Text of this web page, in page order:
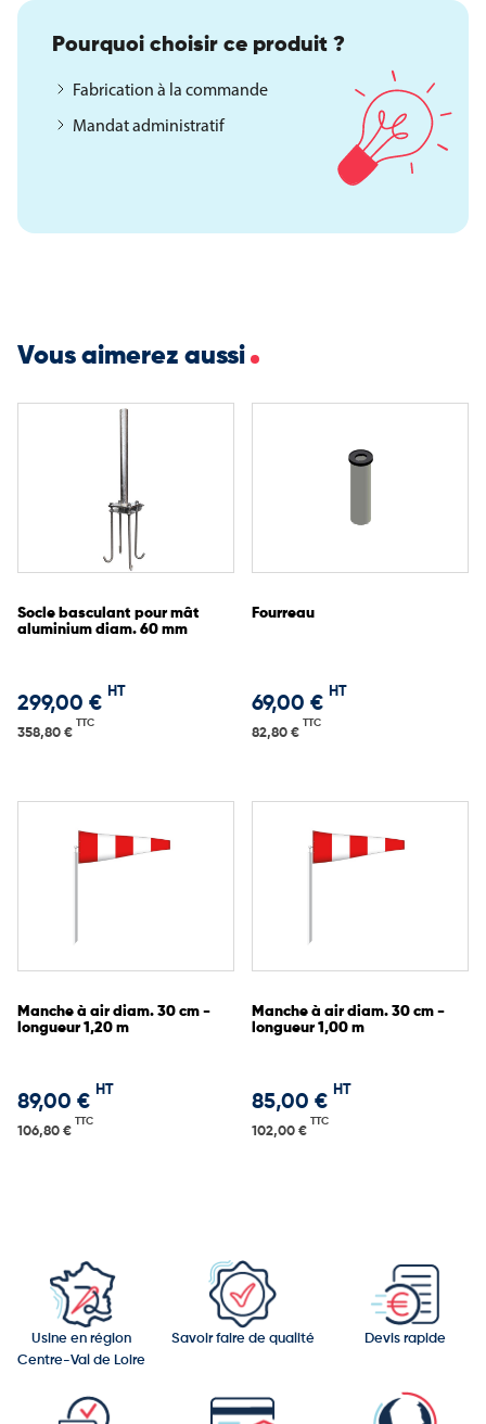
Poids : environ 15 kg
Finition : aluminium laqué blanc
Girouette : pivotante, compatible manche à air Ø 30 cm
Manche à air : en option
Fixations disponibles (en option)
massif béton (perte de hauteur ~75 cm)
Autres configurations possibles
Ce mât peut être décliné en différentes hauteurs ou avec
d’autres finitions selon les besoins de votre site.
Nous consulter pour toute demande personnalisée.
Pourquoi choisir ce produit ?
Fabrication à la commande
Mandat administratif
Vous aimerez aussi
Socle basculant pour mât
aluminium diam. 60 mm
299,00 €
HT
358,80 €
TTC
Fourreau
69,00 €
HT
82,80 €
TTC
Manche à air diam. 30 cm -
longueur 1,20 m
89,00 €
HT
106,80 €
TTC
Manche à air diam. 30 cm -
longueur 1,00 m
85,00 €
HT
102,00 €
TTC
Usine en région
Centre-Val de Loire
Savoir faire de qualité Devis rapide